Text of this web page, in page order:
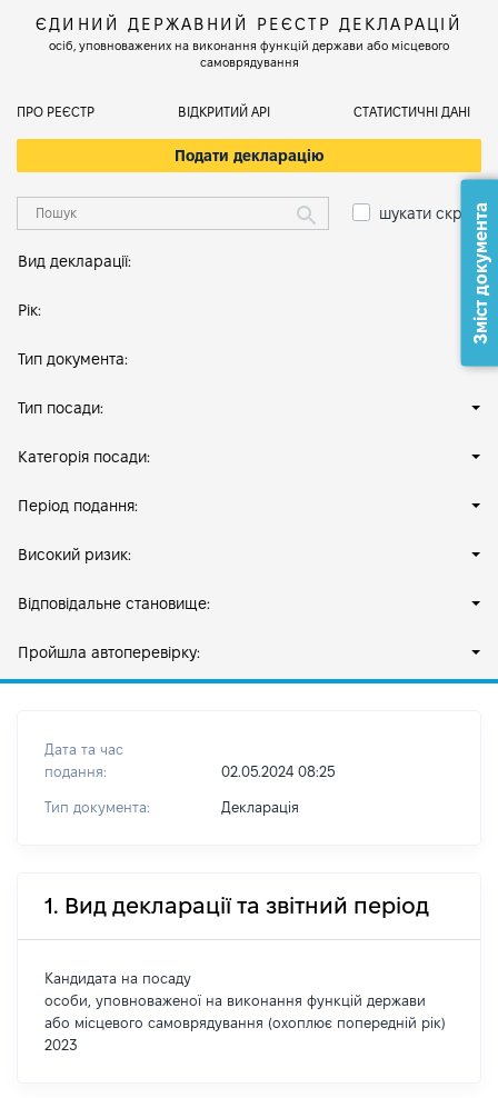
ЄДИНИЙ ДЕРЖАВНИЙ РЕЄСТР ДЕКЛАРАЦІЙ
осіб, уповноважених на виконання функцій держави або місцевого
самоврядування
ПРО РЕЄСТР ВІДКРИТИЙ АРІ СТАТИСТИЧНІ ДАНІ
Подати декларацію
шукати скрізь
Вид декларації:
Рік:
Тип документа:
Тип посади:
Категорія посади:
Період подання:
Високий ризик:
Відповідальне становище:
Пройшла автоперевірку:
Дата та час
подання:
02.05.2024 08:25
Тип документа: Декларація
1. Вид декларації та звітний період
Кандидата на посаду
особи, уповноваженої на виконання функцій держави
або місцевого самоврядування (охоплює попередній рік)
2023
Зміст документа